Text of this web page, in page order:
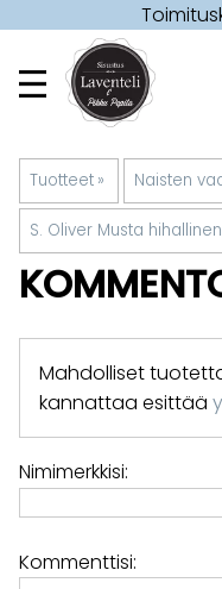
Tuotteet ‪» Naisten
S. Oliver Musta
Mahdolliset
kannattaa esittää
Nimimerkkisi:
Kommenttisi: